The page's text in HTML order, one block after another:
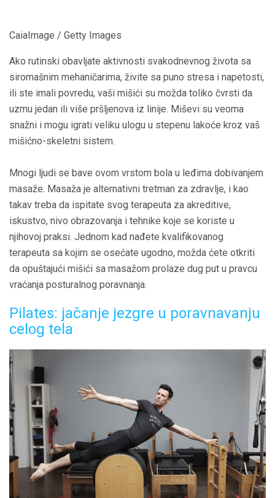
CaiaImage / Getty Images
Ako rutinski obavljate aktivnosti svakodnevnog života sa
siromašnim mehaničarima, živite sa puno stresa i napetosti,
ili ste imali povredu, vaši mišići su možda toliko čvrsti da
uzmu jedan ili više pršljenova iz linije. Miševi su veoma
snažni i mogu igrati veliku ulogu u stepenu lakoće kroz vaš
mišićno-skeletni sistem.
Mnogi ljudi se bave ovom vrstom bola u leđima dobivanjem
masaže. Masaža je alternativni tretman za zdravlje, i kao
takav treba da ispitate svog terapeuta za akreditive,
iskustvo, nivo obrazovanja i tehnike koje se koriste u
njihovoj praksi. Jednom kad nađete kvalifikovanog
terapeuta sa kojim se osećate ugodno, možda ćete otkriti
da opuštajući mišići sa masažom prolaze dug put u pravcu
vraćanja posturalnog poravnanja.
Pilates: jačanje jezgre u poravnavanju
celog tela